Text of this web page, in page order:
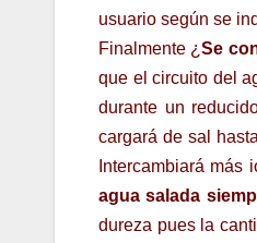
usuario según se
Finalmente ¿Se
que el circuito del
durante un
cargará de sal
Intercambiará más
agua salada
dureza pues la